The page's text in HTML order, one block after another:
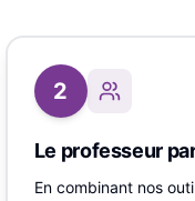
2
Le professeur
En combinant nos